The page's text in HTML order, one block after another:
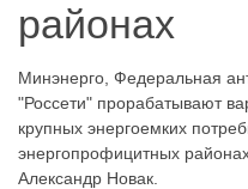
районах
Минэнерго, Федеральная
"Россети" прорабатывают
крупных энергоемких
энергопрофицитных
Александр Новак.